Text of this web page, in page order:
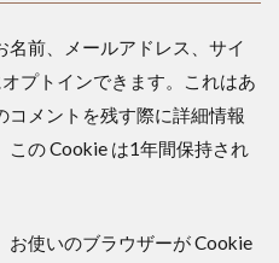
前、メールアドレス、サイ
プトインできます。これはあ
コメントを残す際に詳細情報
の Cookie は1年間保持され
お使いのブラウザーが Cookie